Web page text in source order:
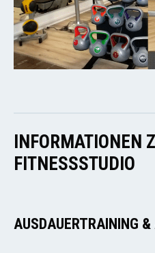
INFORMATIONEN
FITNESSSTUDIO
AUSDAUERTRAINING &